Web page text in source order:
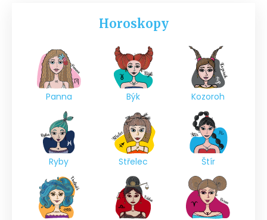
Horoskopy
Panna Býk Kozoroh
Ryby Střelec Štír